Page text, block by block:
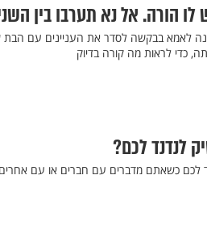
לו הורה. אל נא תערבו בין
לאמא בבקשה לסדר את העניינים עם
כדי לראות מה קורה בדיוק
לנדנד לכם?
לכם כשאתם מדברים עם חברים או עם